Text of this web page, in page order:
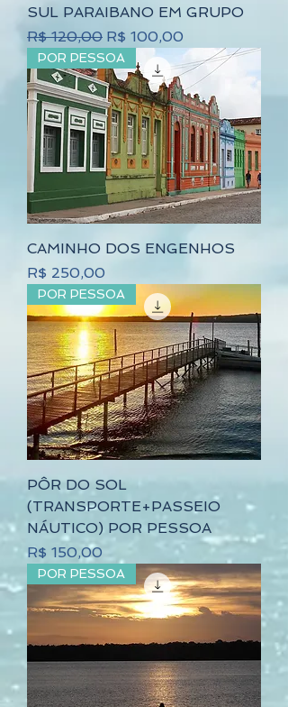
SUL PARAIBANO EM GRUPO
Preço normal
R$ 120,00 Preço promocional
R$ 100,00
POR PESSOA
CAMINHO DOS ENGENHOS
Preço
R$ 250,00
POR PESSOA
PÔR DO SOL
(TRANSPORTE+PASSEIO
NÁUTICO) POR PESSOA
Preço
R$ 150,00
POR PESSOA